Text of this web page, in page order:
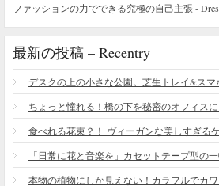
ファッションの力でできる究極の自己主張 -
最新の投稿 – Recentry
デスクの上の小さな公園。芝生トレイ&スマ
ちょっと憧れる！橋の下を秘密のオフィス
食べれる花束？！ ヴィーガンな美しすぎる